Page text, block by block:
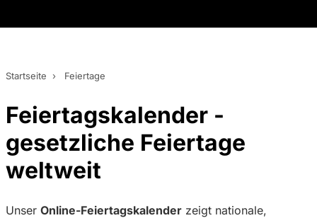
Startseite › Feiertage
Feiertagskalender -
gesetzliche Feiertage
weltweit
Unser Online-Feiertagskalender zeigt nationale,